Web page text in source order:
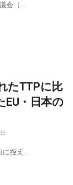
（...
たTTPに比
EU・日本の
控え...